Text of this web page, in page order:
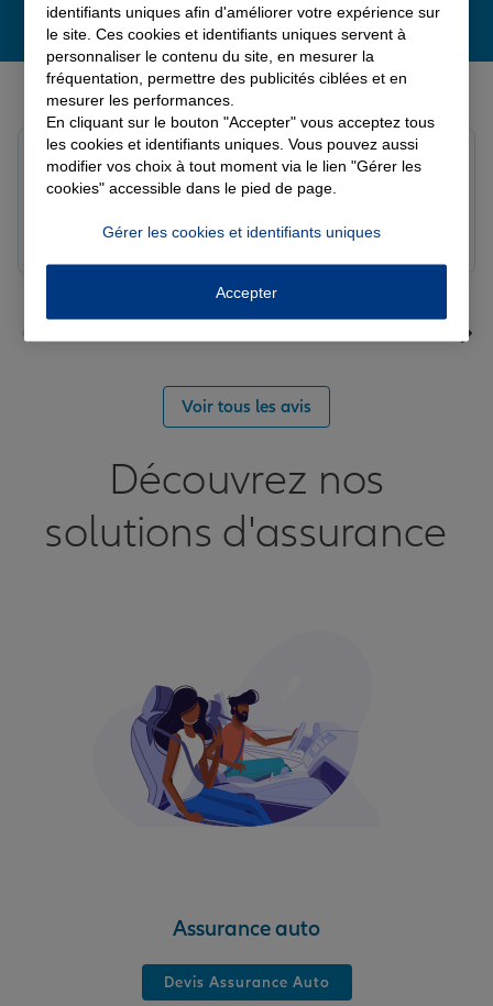
Derniers avis de nos agences Allianz
Note de 5 sur 5
Le 05/08/2026 - Agence FORT DE FRANCE
Yori A.
Voir tous les avis
Découvrez nos
solutions d'assurance
Assurance auto
Devis Assurance Auto
identifiants uniques afin d'améliorer votre expérience sur
le site. Ces cookies et identifiants uniques servent à
personnaliser le contenu du site, en mesurer la
fréquentation, permettre des publicités ciblées et en
mesurer les performances.
En cliquant sur le bouton "Accepter" vous acceptez tous
les cookies et identifiants uniques. Vous pouvez aussi
modifier vos choix à tout moment via le lien "Gérer les
cookies" accessible dans le pied de page.
Gérer les cookies et identifiants uniques
Accepter